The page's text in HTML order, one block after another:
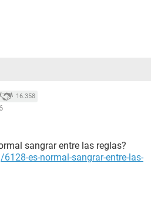
16.358
sangrar entre las reglas?
es-normal-sangrar-entre-las-